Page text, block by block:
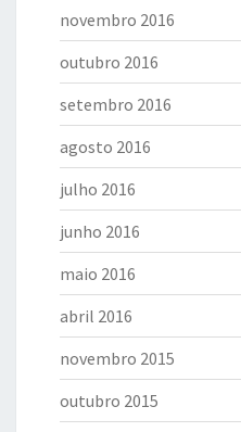
novembro 2016
outubro 2016
setembro 2016
agosto 2016
julho 2016
junho 2016
maio 2016
abril 2016
novembro 2015
outubro 2015